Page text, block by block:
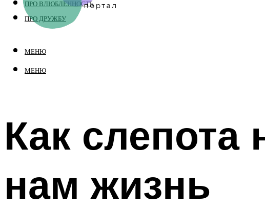
ПРО ВЛЮБЛЕННОСТЬ
ПРО ДРУЖБУ
МЕНЮ
МЕНЮ
Как слепота
нам жизнь